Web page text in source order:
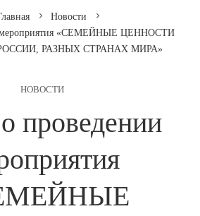
Новости
мероприятия «СЕМЕЙНЫЕ ЦЕННОСТИ
РАЗНЫХ СТРАНАХ МИРА»
НОВОСТИ
проведении